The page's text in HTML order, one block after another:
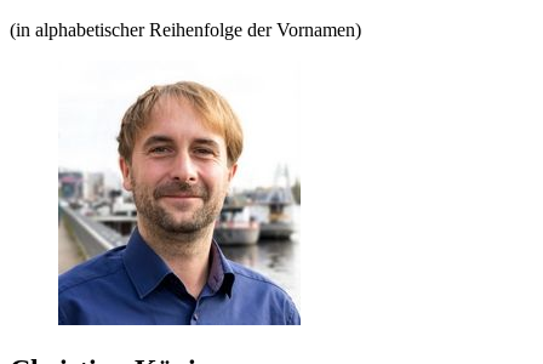
(in alphabetischer Reihenfolge der Vornamen)